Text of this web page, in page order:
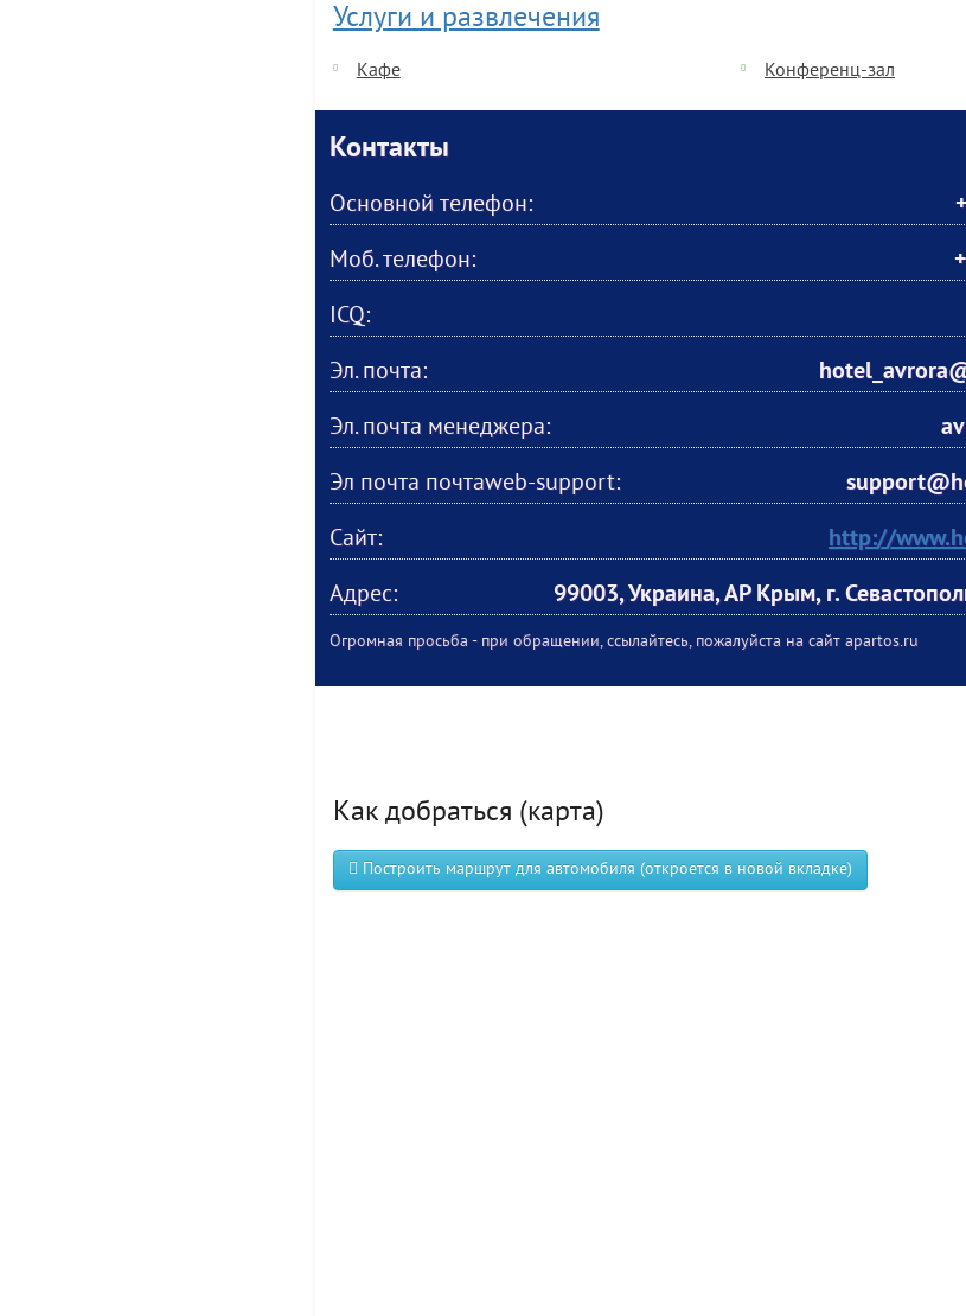
Услуги и развлечения
Кафе Конференц-зал
Контакты
Основной телефон:
Моб. телефон:
ICQ:
Эл. почта:
Эл. почта менеджера:
Эл почта почтаweb-support:
Сайт:
http://
Адрес:
99003, Украина, АР Крым, г.
Огромная просьба - при обращении, ссылайтесь, пожалуйста на сайт apartos.ru
Как добраться (карта)
Построить маршрут для автомобиля (откроется в новой вкладке)